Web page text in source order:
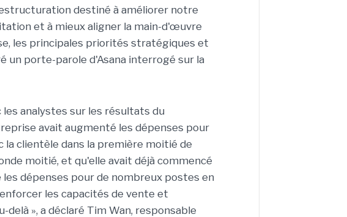
destiné à améliorer notre
et à mieux aligner la main-d'œuvre
les principales priorités stratégiques et
un porte-parole d'Asana interrogé sur la
analystes sur les résultats du
avait augmenté les dépenses pour
la clientèle dans la première moitié de
moitié, et qu'elle avait déjà commencé
dépenses pour de nombreux postes en
les capacités de vente et
», a déclaré Tim Wan, responsable